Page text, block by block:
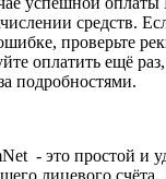
средств.
проверьте
оплатить ещё
подробностями.
- это простой и
лицевого